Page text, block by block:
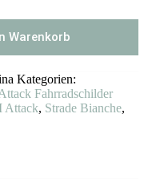
Warenkorb
Kategorien:
Fahrradschilder
Attack, Strade Bianche,